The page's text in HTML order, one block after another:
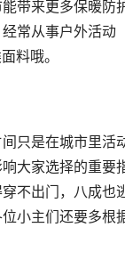
带来更多保暖防
常从事户外活动
料哦。
只是在城市里活
大家选择的重要
不出门，八成也
小主们还要多根